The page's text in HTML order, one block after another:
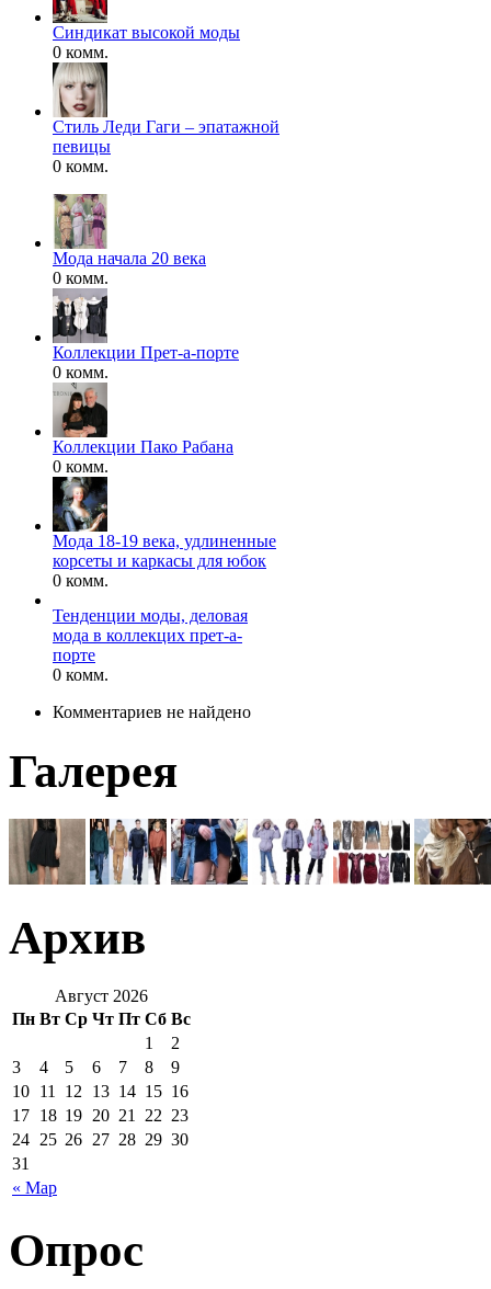
Синдикат высокой моды
0 комм.
Стиль Леди Гаги – эпатажной
певицы
0 комм.
Мода начала 20 века
0 комм.
Коллекции Прет-а-порте
0 комм.
Коллекции Пако Рабана
0 комм.
Мода 18-19 века, удлиненные
корсеты и каркасы для юбок
0 комм.
Тенденции моды, деловая
мода в коллекцих прет-а-
порте
0 комм.
Комментариев не найдено
Галерея
Архив
Август 2026
Пн Вт Ср Чт Пт Сб Вс
« Мар
1
2
3
4 5 6 7 8
9
10 11 12 13 14 15 16
17 18 19 20 21 22 23
24 25 26 27 28 29 30
31
Опрос